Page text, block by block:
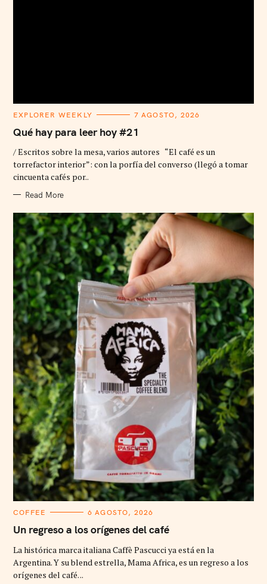
C
T
E
O
R
I
E
EXPLORER WEEKLY 7 AGOSTO, 2026
Qué hay para leer hoy #21
/ Escritos sobre la mesa, varios autores “El café es un
torrefactor interior”: con la porfía del converso (llegó a tomar
cincuenta cafés por..
Read More
C
T
E
O
R
I
E
COFFEE 6 AGOSTO, 2026
Un regreso a los orígenes del café
La histórica marca italiana Caffè Pascucci ya está en la
Argentina. Y su blend estrella, Mama Africa, es un regreso a los
orígenes del café. ..